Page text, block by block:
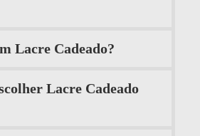
Lacre Cadeado?
Lacre Cadeado